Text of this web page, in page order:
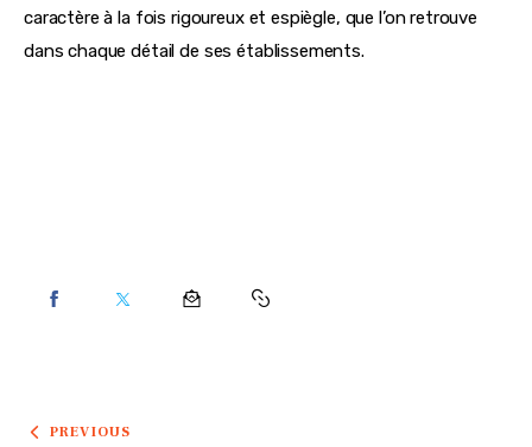
caractère à la fois rigoureux et espiègle, que l’on retrouve
dans chaque détail de ses établissements.
PREVIOUS